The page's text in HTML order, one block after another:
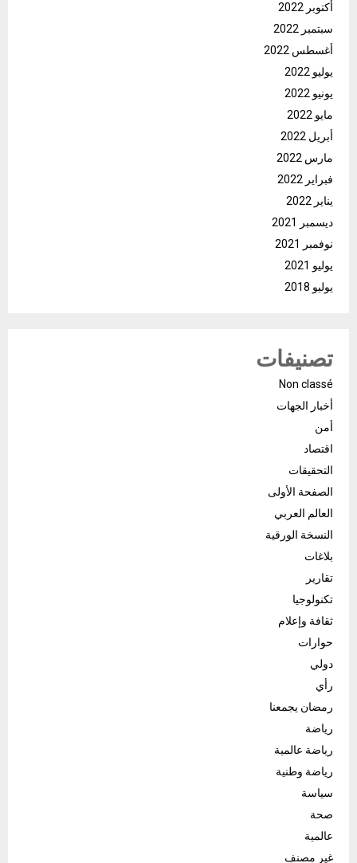
أكتوبر 2022
سبتمبر 2022
أغسطس 2022
يوليو 2022
يونيو 2022
مايو 2022
أبريل 2022
مارس 2022
فبراير 2022
يناير 2022
ديسمبر 2021
نوفمبر 2021
يوليو 2021
يوليو 2018
تصنيفات
Non classé
أخبار الجهات
أمن
اقتصاد
التحقيقات
الصفحة الأولى
العالم العربي
النسخة الورقية
بلاغات
تقارير
تكنولوجيا
ثقافة وإعلام
حوارات
دولي
رأي
رمضان يجمعنا
رياضة
رياضة عالمية
رياضة وطنية
سياسة
صحة
عالمية
غير مصنف